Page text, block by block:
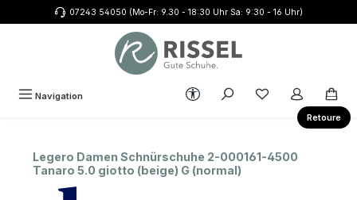
Zum Hauptinhalt springen07243 54050 (Mo-Fr: 9.30 - 18:30 Uhr Sa: 9:30 - 16 Uhr)
Retoure
Navigation Werkzeugleiste anzeigen
Du hast 0
Legero Damen Schnürschuhe 2-000161-4500
Tanaro 5.0 giotto (beige) G (normal)